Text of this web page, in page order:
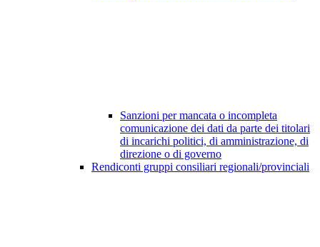
Sanzioni per mancata o incompleta
comunicazione dei dati da parte dei titolari
di incarichi politici, di amministrazione, di
direzione o di governo
Rendiconti gruppi consiliari regionali/provinciali